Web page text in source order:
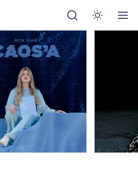
Abrir menu de
Ativar